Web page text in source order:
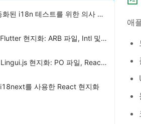
자동화된 i18n 테스트를 위한 의사 현지화
Flutter 현지화: ARB 파일, Intl 및 자동화
Lingui.js 현지화: PO 파일, React 국제화 및 자동화
i18next를 사용한 React 현지화
애